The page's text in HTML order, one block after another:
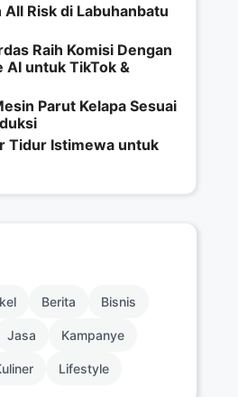
Risk di Labuhanbatu
Raih Komisi Dengan
AI untuk TikTok &
Parut Kelapa Sesuai
Tidur Istimewa untuk
Berita Bisnis
Jasa Kampanye
Lifestyle